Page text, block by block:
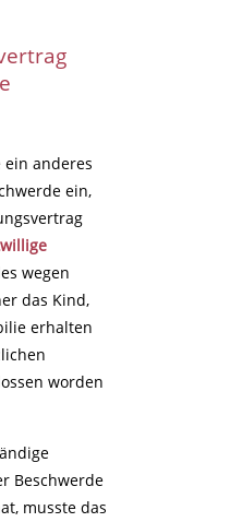
anderes
ein,
wegen
das Kind,
erhalten
worden
Beschwerde
musste das